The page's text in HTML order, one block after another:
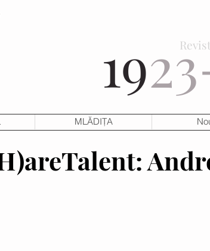
19
MLĂDIȚA